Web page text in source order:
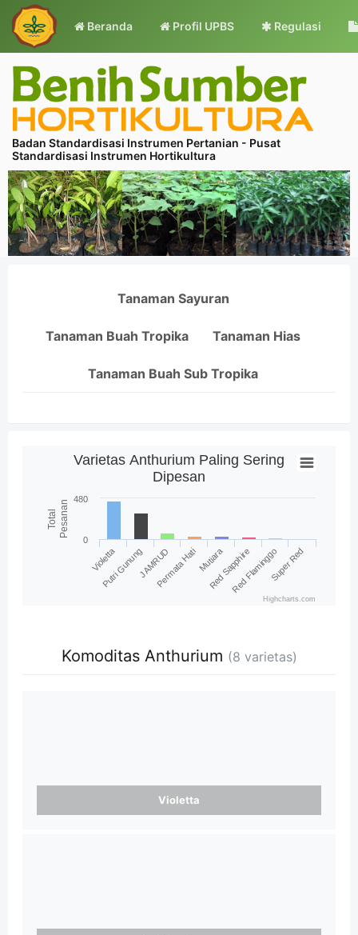
Beranda Profil UPBS Regulasi
Badan Standardisasi Instrumen Pertanian - Pusat
Standardisasi Instrumen Hortikultura
Tanaman Sayuran
Tanaman Buah Tropika Tanaman Hias
Tanaman Buah Sub Tropika
Total Pesanan
Varietas Anthurium Paling Sering
Dipesan
Violetta
Putri GunungJAMRUDPermata HatiMutiara
Red SapphireRed FlaminggoSuper Red
0
480
Highcharts.com
Komoditas Anthurium (8 varietas)
Violetta